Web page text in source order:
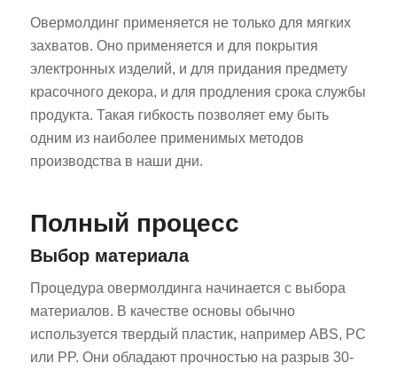
Овермолдинг применяется не только для мягких
захватов. Оно применяется и для покрытия
электронных изделий, и для придания предмету
красочного декора, и для продления срока службы
продукта. Такая гибкость позволяет ему быть
одним из наиболее применимых методов
производства в наши дни.
Полный процесс
Выбор материала
Процедура овермолдинга начинается с выбора
материалов. В качестве основы обычно
используется твердый пластик, например ABS, PC
или PP. Они обладают прочностью на разрыв 30-